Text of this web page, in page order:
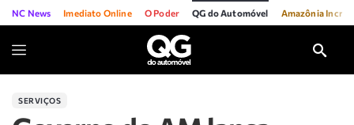
NC News Imediato Online O Poder QG do Automóvel Amazônia
SERVIÇOS